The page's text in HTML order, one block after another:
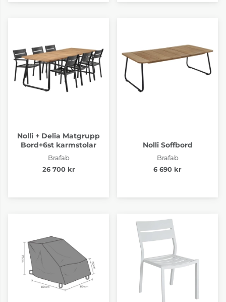
Nolli + Delia Matgrupp
Bord+6st karmstolar
Brafab
26 700 kr
Nolli Soffbord
Brafab
6 690 kr